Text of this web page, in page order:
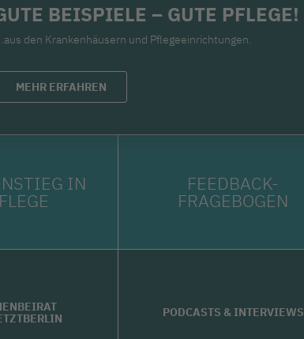
BEISPIELE – GUTE PFLEGE!
den Krankenhäusern und Pflegeeinrichtungen.
MEHR ERFAHREN
IN FEEDBACK-
FRAGEBOGEN
PODCASTS & INTERVIEWS